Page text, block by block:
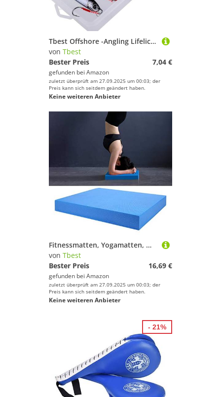
Tbest Offshore -Angling Lifelicy Fishing Lure Set für Trolling -Bootsfischen mit Aufbewahrungsbox für Süßwasser und Salzwasserfischereienthusiasten (15g)
von Tbest
Bester Preis
7,04 €
gefunden bei Amazon
zuletzt überprüft am 27.09.2025 um 00:03; der
Preis kann sich seitdem geändert haben.
Keine weiteren Anbieter
Fitnessmatten, Yogamatten, Weiche Yoga-Balance-Kissenpolster, Training, Gepolsterte Taille, Bauch, Übung, Fitnessmatten-Ausrüstung (Blau)
von Tbest
Bester Preis
16,69 €
gefunden bei Amazon
zuletzt überprüft am 27.09.2025 um 00:03; der
Preis kann sich seitdem geändert haben.
Keine weiteren Anbieter
- 21%